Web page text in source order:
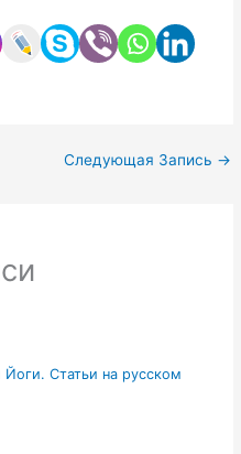
Следующая Запись →
Статьи на русском